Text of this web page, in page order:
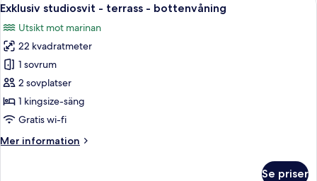
sovrum
balkong
(3
adults)
alla
foton
för
Exklusiv
studiosvit
-
terrass
bottenvåning
5
Exklusiv studiosvit - terrass - bottenvåning
Utsikt mot marinan
22 kvadratmeter
1 sovrum
2 sovplatser
1 kingsize-säng
Gratis wi-fi
Mer information
Mer
Se priser